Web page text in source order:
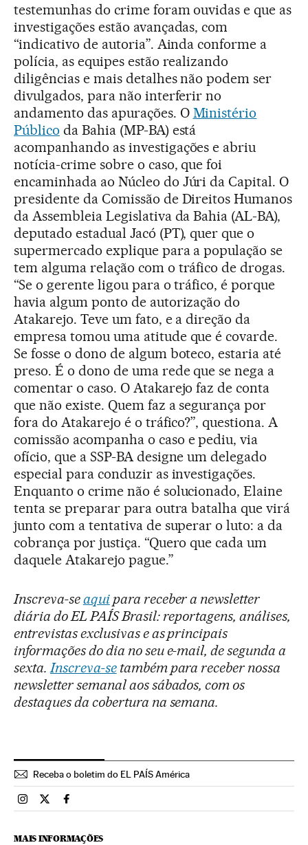
testemunhas do crime foram ouvidas e que as
investigações estão avançadas, com
“indicativo de autoria”. Ainda conforme a
polícia, as equipes estão realizando
diligências e mais detalhes não podem ser
divulgados, para não interferir no
andamento das apurações. O Ministério
Público da Bahia (MP-BA) está
acompanhando as investigações e abriu
notícia-crime sobre o caso, que foi
encaminhada ao Núcleo do Júri da Capital. O
presidente da Comissão de Direitos Humanos
da Assembleia Legislativa da Bahia (AL-BA),
deputado estadual Jacó (PT), quer que o
supermercado explique para a população se
tem alguma relação com o tráfico de drogas.
“Se o gerente ligou para o tráfico, é porque
havia algum ponto de autorização do
Atakarejo. Teve um fato, e a direção da
empresa tomou uma atitude que é covarde.
Se fosse o dono de algum boteco, estaria até
preso. É o dono de uma rede que se nega a
comentar o caso. O Atakarejo faz de conta
que não existe. Quem faz a segurança por
fora do Atakarejo é o tráfico?”, questiona. A
comissão acompanha o caso e pediu, via
ofício, que a SSP-BA designe um delegado
especial para conduzir as investigações.
Enquanto o crime não é solucionado, Elaine
tenta se preparar para outra batalha que virá
junto com a tentativa de superar o luto: a da
cobrança por justiça. “Quero que cada um
daquele Atakarejo pague.”
Inscreva-seaquipara receber a newsletter
diária do EL PAÍS Brasil: reportagens, análises,
entrevistas exclusivas e as principais
informações do dia no seu e-mail, de segunda a
sexta.Inscreva-setambém para receber nossa
newsletter semanal aos sábados, com os
destaques da cobertura na semana.
Receba o boletim do EL PAÍS América
Brasil El País Brasil en Instagram
Brasil El País Brasil en Twitter
Brasil El País Brasil en Facebook
MAIS INFORMAÇÕES